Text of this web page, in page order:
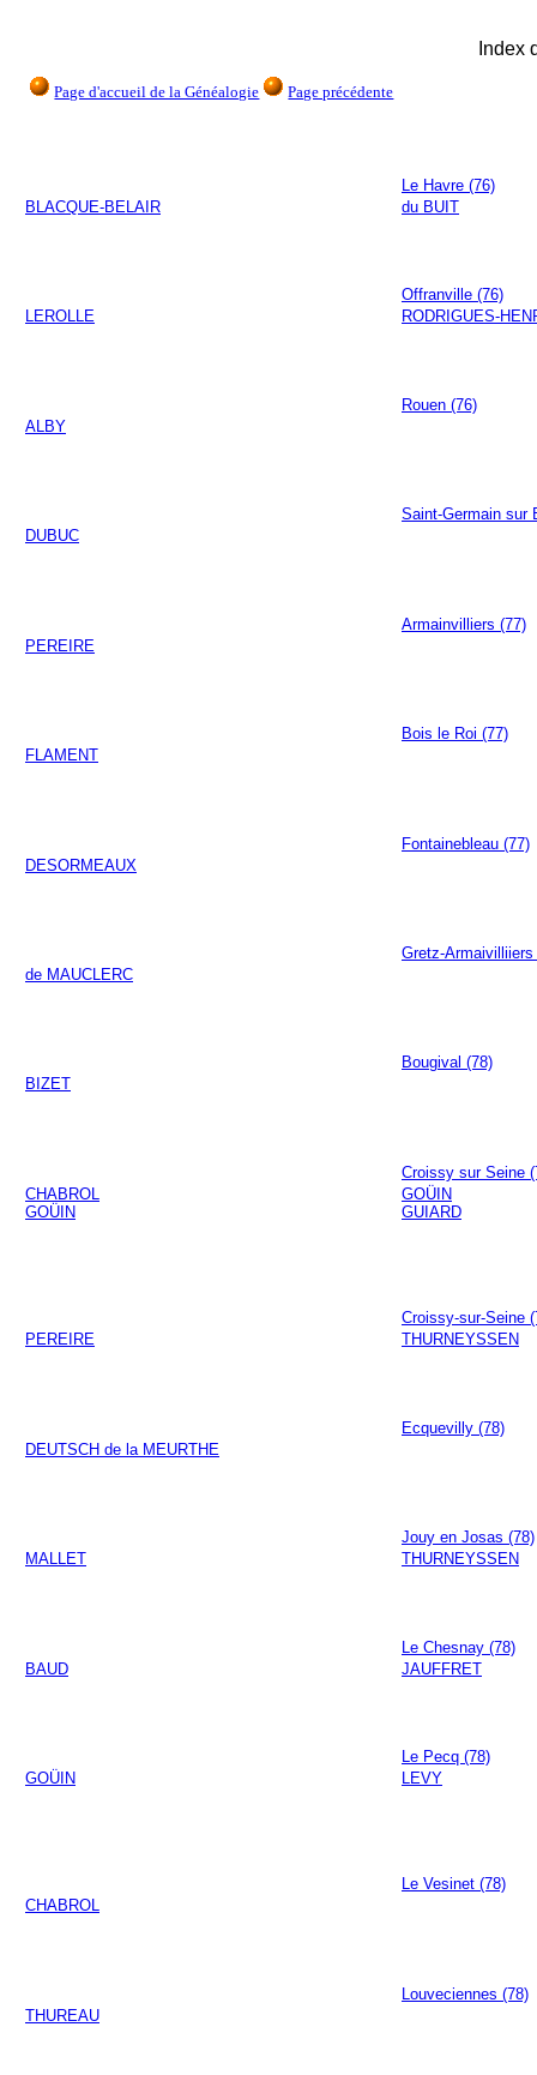
Index
Page d'accueil de la Généalogie Page précédente
Le Havre (76)
BLACQUE-BELAIR
du BUIT
Offranville (76)
LEROLLE
RODRIGUES-
Rouen (76)
ALBY
Saint-Germain sur
DUBUC
Armainvilliers (77)
PEREIRE
Bois le Roi (77)
FLAMENT
Fontainebleau (77)
DESORMEAUX
Gretz-Armaivilliiers
de MAUCLERC
Bougival (78)
BIZET
Croissy sur Seine
CHABROL
GOÜIN
GOÜIN
GUIARD
Croissy-sur-Seine
PEREIRE
THURNEYSSEN
Ecquevilly (78)
DEUTSCH de la MEURTHE
Jouy en Josas (78)
MALLET
THURNEYSSEN
Le Chesnay (78)
BAUD
JAUFFRET
Le Pecq (78)
GOÜIN
LEVY
Le Vesinet (78)
CHABROL
Louveciennes (78)
THUREAU